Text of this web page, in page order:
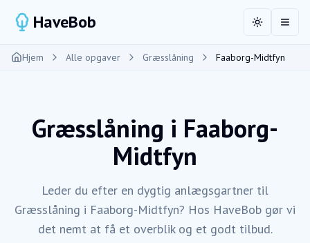
HaveBob ToggleÅbn
Hjem Alle opgaver Græsslåning Faaborg-Midtfyn
Græsslåning i Faaborg-
Midtfyn
Leder du efter en dygtig anlægsgartner til
Græsslåning i Faaborg-Midtfyn? Hos HaveBob gør vi
det nemt at få et overblik og et godt tilbud.